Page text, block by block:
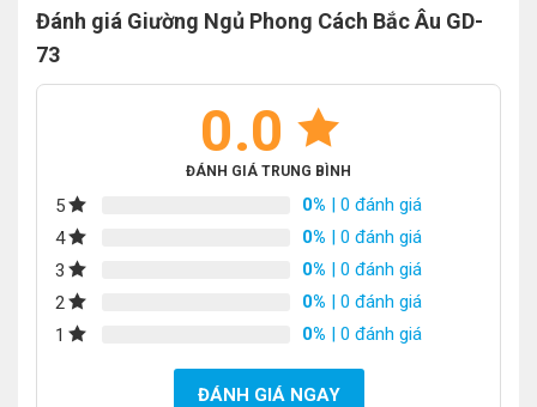
Đánh giá Giường Ngủ Phong Cách Bắc Âu GD-
73
0.0
ĐÁNH GIÁ TRUNG BÌNH
5 0% | 0 đánh giá
4
0% | 0 đánh giá
3
0% | 0 đánh giá
2
0% | 0 đánh giá
1
0% | 0 đánh giá
ĐÁNH GIÁ NGAY